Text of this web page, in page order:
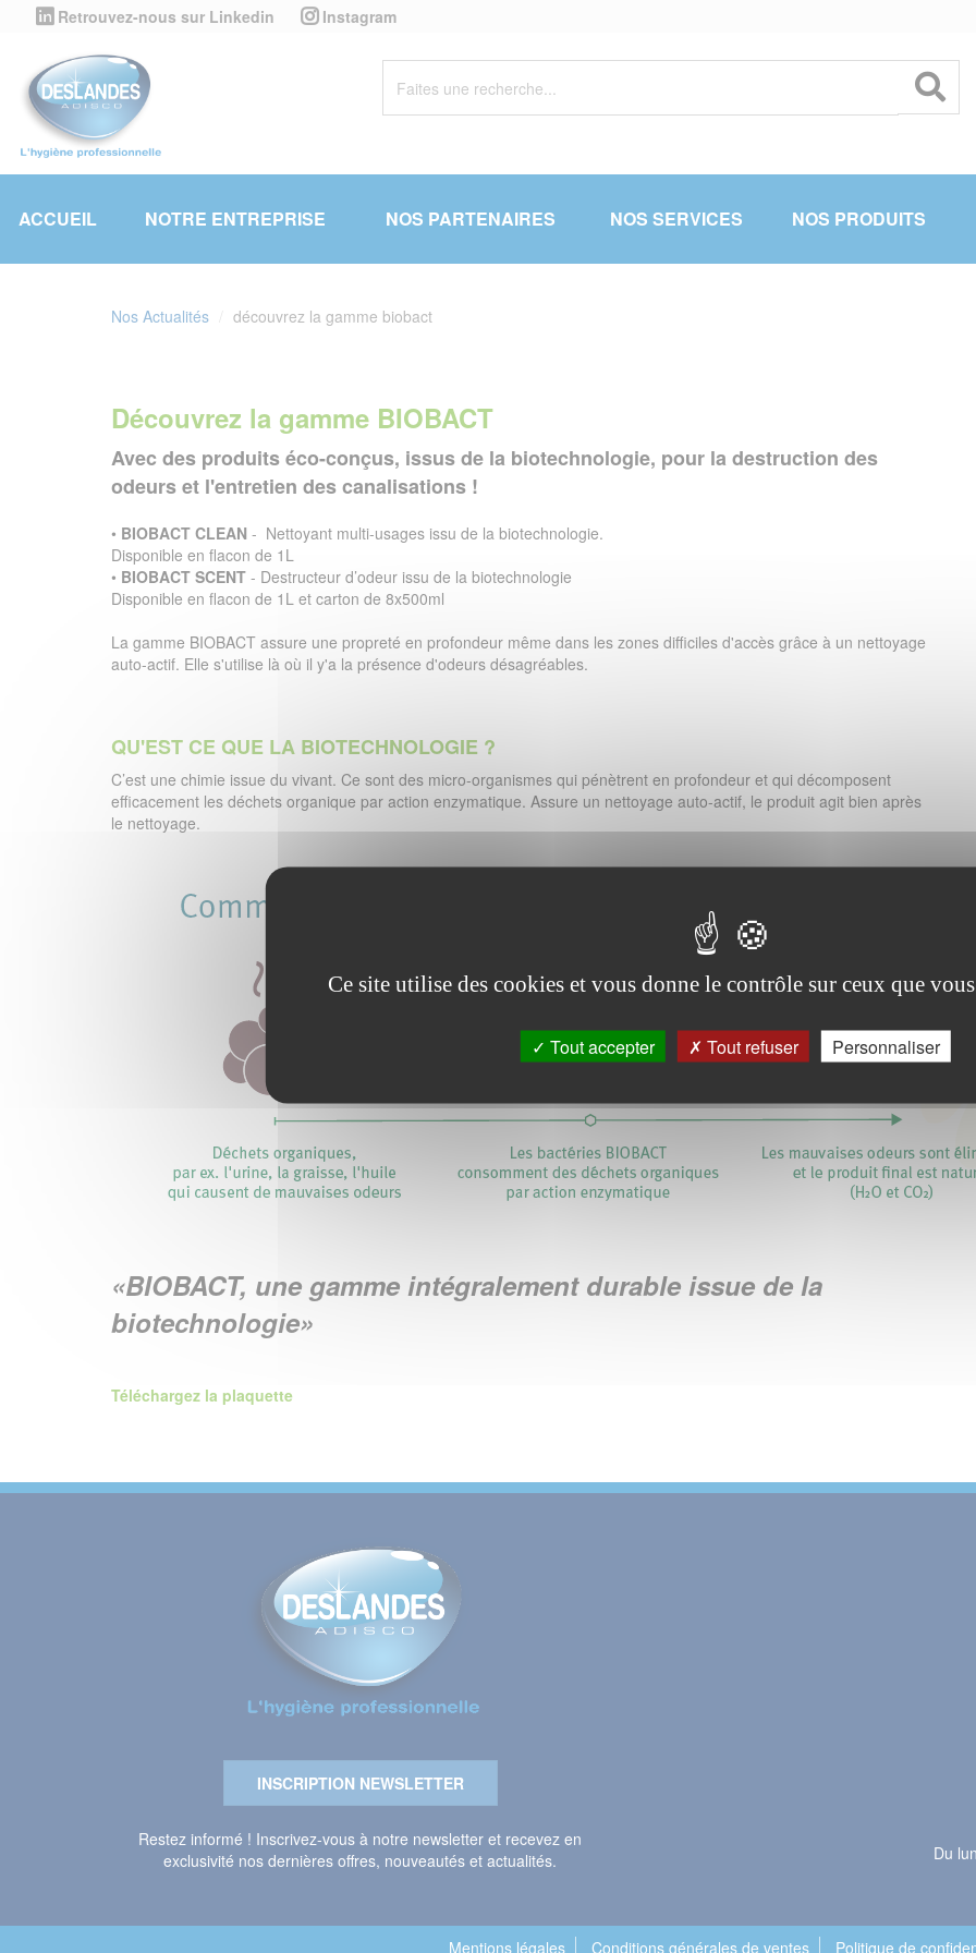
Retrouvez-nous sur Linkedin Instagram
ACCUEIL NOTRE ENTREPRISE NOS PARTENAIRES NOS SERVICES NOS PRODUITS
Nos Actualités découvrez la gamme biobact
Découvrez la gamme BIOBACT
Avec des produits éco-conçus, issus de la biotechnologie, pour la destruction des
odeurs et l'entretien des canalisations !
• BIOBACT CLEAN - Nettoyant multi-usages issu de la biotechnologie.
Disponible en flacon de 1L
• BIOBACT SCENT - Destructeur d’odeur issu de la biotechnologie
Disponible en flacon de 1L et carton de 8x500ml
La gamme BIOBACT assure une propreté en profondeur même dans les zones difficiles d'accès grâce à un nettoyage
auto-actif. Elle s'utilise là où il y'a la présence d'odeurs désagréables.
QU'EST CE QUE LA BIOTECHNOLOGIE ?
C’est une chimie issue du vivant. Ce sont des micro-organismes qui pénètrent en profondeur et qui décomposent
efficacement les déchets organique par action enzymatique. Assure un nettoyage auto-actif, le produit agit bien après
le nettoyage.
«BIOBACT, une gamme intégralement durable issue de la
biotechnologie»
Téléchargez la plaquette
INSCRIPTION NEWSLETTER
Restez informé ! Inscrivez-vous à notre newsletter et recevez en
exclusivité nos dernières offres, nouveautés et actualités.
Du
Mentions légales Conditions générales de ventes Politique de
Panneau de gestion des cookies
Ce site utilise des cookies et vous donne le contrôle sur ceux que
Tout accepter Tout refuser Personnaliser